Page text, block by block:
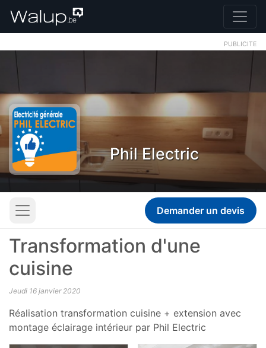
PUBLICITE
Phil Electric
Demander un devis
Transformation d'une
cuisine
Jeudi 16 janvier 2020
Réalisation transformation cuisine + extension avec
montage éclairage intérieur par Phil Electric